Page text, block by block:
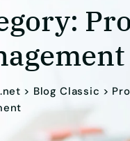
> Blog Classic >